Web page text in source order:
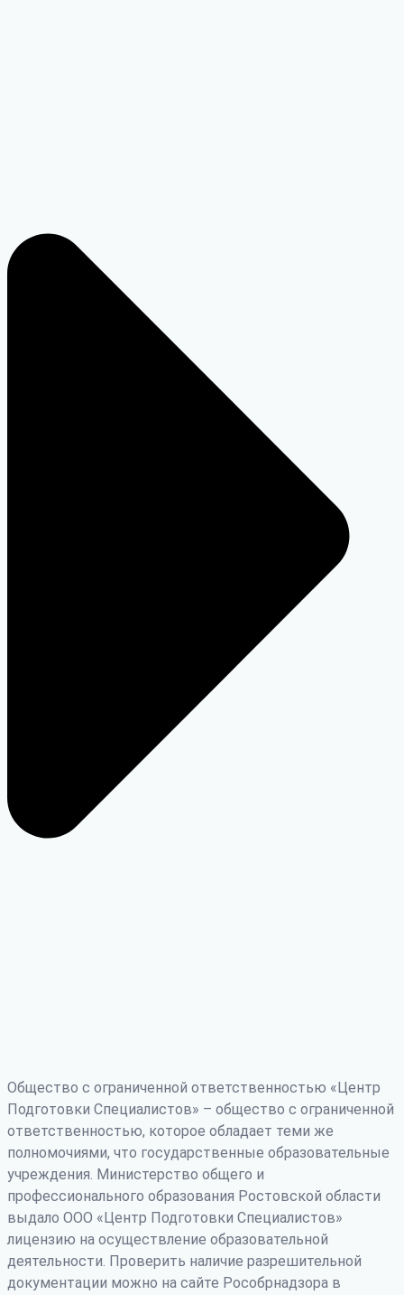
Общество с ограниченной ответственностью «Центр
Подготовки Специалистов» – общество с ограниченной
ответственностью, которое обладает теми же
полномочиями, что государственные образовательные
учреждения. Министерство общего и
профессионального образования Ростовской области
выдало ООО «Центр Подготовки Специалистов»
лицензию на осуществление образовательной
деятельности. Проверить наличие разрешительной
документации можно на сайте Рособрнадзора в